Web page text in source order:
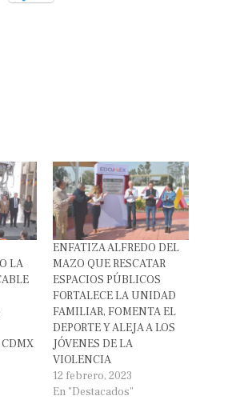
LA
CDMX
ENFATIZA ALFREDO DEL
MAZO QUE RESCATAR
ESPACIOS PÚBLICOS
FORTALECE LA UNIDAD
FAMILIAR, FOMENTA EL
DEPORTE Y ALEJA A LOS
JÓVENES DE LA
VIOLENCIA
12 febrero, 2023
En "Destacados"